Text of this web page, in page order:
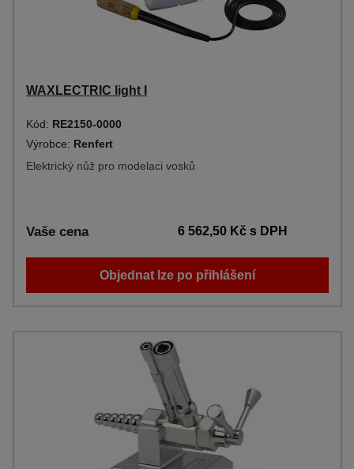
WAXLECTRIC light I
Kód: RE2150-0000
Výrobce: Renfert
Elektrický nůž pro modelaci vosků
Vaše cena 6 562,50 Kčs DPH
Objednat lze po přihlášení